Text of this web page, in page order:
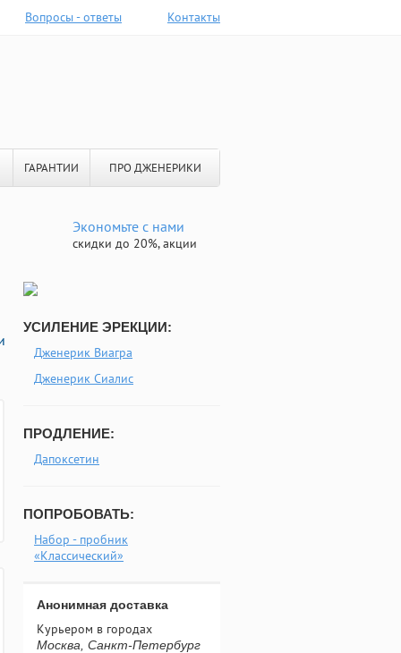
Вопросы - ответы Контакты
ГАРАНТИИ ПРО ДЖЕНЕРИКИ
Экономьте с нами
скидки до 20%, акции
УСИЛЕНИЕ ЭРЕКЦИИ:
Дженерик Виагра
Дженерик Сиалис
ПРОДЛЕНИЕ:
Дапоксетин
ПОПРОБОВАТЬ:
Набор - пробник
«Классический»
Анонимная доставка
Курьером в городах
Москва, Санкт-Петербург